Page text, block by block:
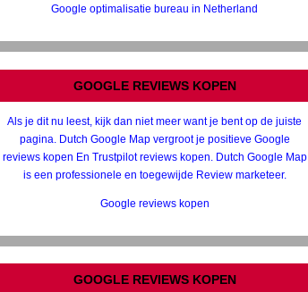
Google optimalisatie bureau in Netherland
GOOGLE REVIEWS KOPEN
Als je dit nu leest, kijk dan niet meer want je bent op de juiste
pagina. Dutch Google Map vergroot je positieve Google
reviews kopen En Trustpilot reviews kopen. Dutch Google Map
is een professionele en toegewijde Review marketeer.
Google reviews kopen
GOOGLE REVIEWS KOPEN